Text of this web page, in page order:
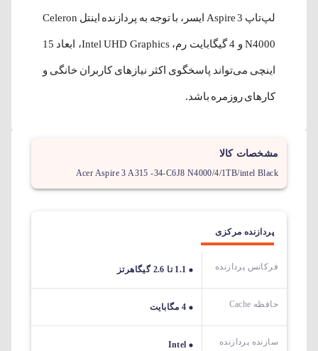
لپ‌تاپ Aspire 3 ایسر، با توجه به پردازنده اینتل Celeron
N4000 و 4 گیگابایت رم، Intel UHD Graphics، ابعاد 15
اینچی می‌تواند پاسخگوی اکثر نیازهای کاربران خانگی و
کارهای روزمره باشد.
مشخصات کالا
Acer Aspire 3 A315 -34-C6J8 N4000/4/1TB/intel Black
پردازنده مرکزی
فرکانس پردازنده 1.1 تا 2.6 گیگاهرتز
حافظه Cache 4 مگابایت
سازنده پردازنده Intel